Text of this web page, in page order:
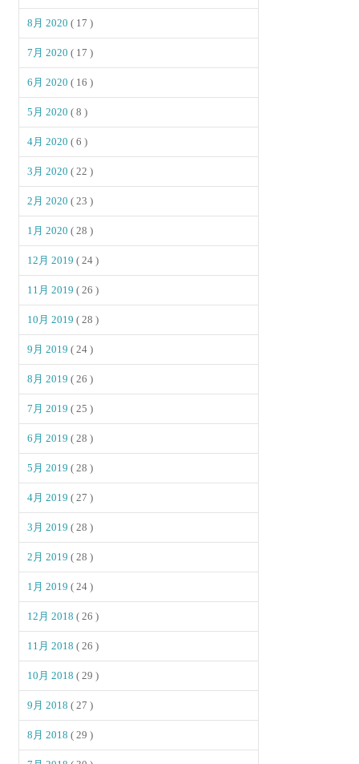
8月 2020( 17 )
7月 2020( 17 )
6月 2020( 16 )
5月 2020( 8 )
4月 2020( 6 )
3月 2020( 22 )
2月 2020( 23 )
1月 2020( 28 )
12月 2019( 24 )
11月 2019( 26 )
10月 2019( 28 )
9月 2019( 24 )
8月 2019( 26 )
7月 2019( 25 )
6月 2019( 28 )
5月 2019( 28 )
4月 2019( 27 )
3月 2019( 28 )
2月 2019( 28 )
1月 2019( 24 )
12月 2018( 26 )
11月 2018( 26 )
10月 2018( 29 )
9月 2018( 27 )
8月 2018( 29 )